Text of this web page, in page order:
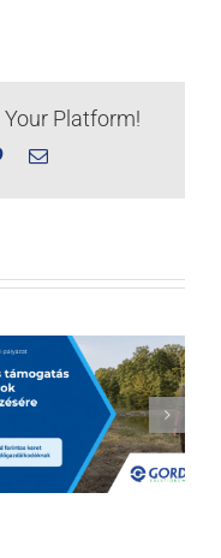
Platform!
PinterestEmail: